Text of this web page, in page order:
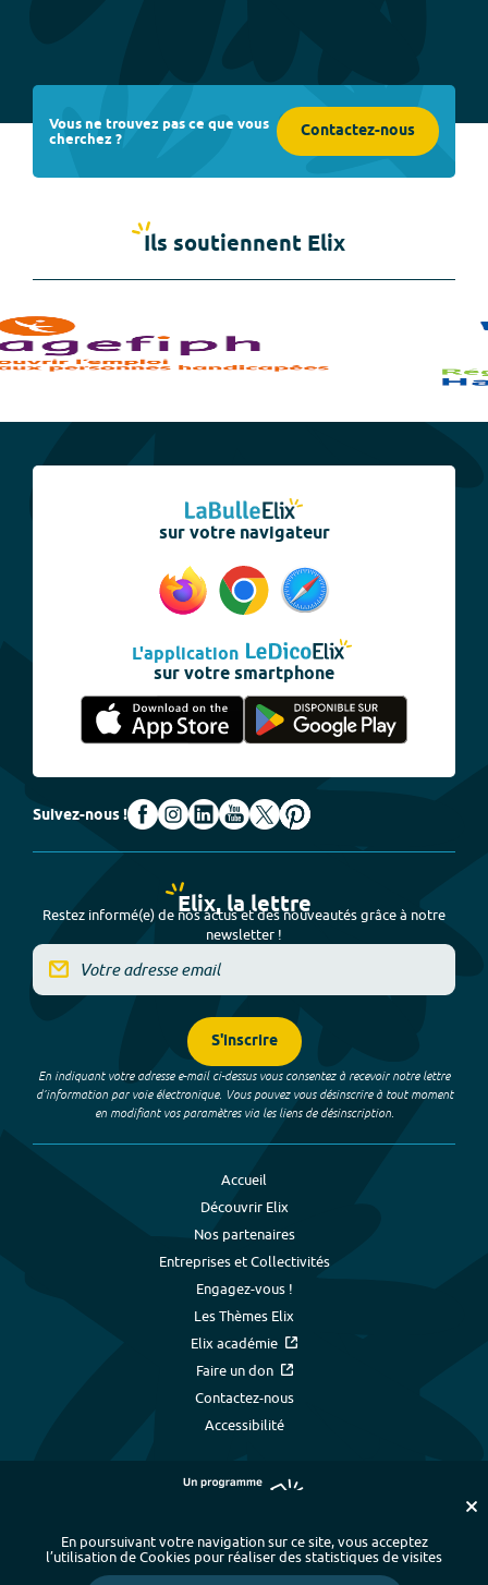
Vous ne trouvez pas ce que vous
cherchez ? Contactez-nous
Ils soutiennent Elix
sur votre navigateur
L'application
sur votre smartphone
Suivez-nous !
Elix, la lettre
Restez informé(e) de nos actus et des nouveautés grâce à notre
newsletter !
S'inscrire
En indiquant votre adresse e-mail ci-dessus vous consentez à recevoir notre lettre
d’information par voie électronique. Vous pouvez vous désinscrire à tout moment
en modifiant vos paramètres via les liens de désinscription.
Accueil
Découvrir Elix
Nos partenaires
Entreprises et Collectivités
Engagez-vous !
Les Thèmes Elix
Elix académie
Faire un don
Contactez-nous
Accessibilité
Plan du site - Index alphabétique -
En poursuivant votre navigation sur ce site, vous acceptez
l’utilisation de Cookies pour réaliser des statistiques de visites